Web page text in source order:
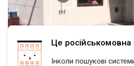
Це російськомовна
Інколи пошукові